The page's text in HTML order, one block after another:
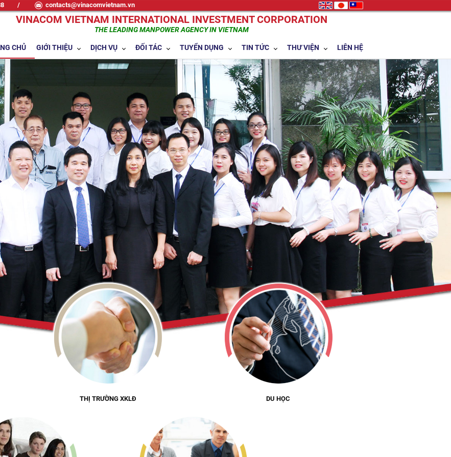
/ contacts@vinacomvietnam.vn
VINACOM VIETNAM INTERNATIONAL INVESTMENT CORPORATION
THE LEADING MANPOWER AGENCY IN VIETNAM
CHỦ GIỚI THIỆU DỊCH VỤ ĐỐI TÁC TUYỂN DỤNG TIN TỨC THƯ VIỆN LIÊN HỆ
THỊ TRƯỜNG XKLĐ DU HỌC